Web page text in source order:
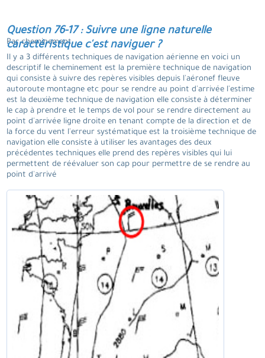
Question 76-17 : Suivre une ligne naturelle
caractéristique c'est naviguer ?
Par cheminement.
Il y a 3 différents techniques de navigation aérienne en voici un
descriptif le cheminement est la première technique de navigation
qui consiste à suivre des repères visibles depuis l'aéronef fleuve
autoroute montagne etc pour se rendre au point d'arrivée l'estime
est la deuxième technique de navigation elle consiste à déterminer
le cap à prendre et le temps de vol pour se rendre directement au
point d'arrivée ligne droite en tenant compte de la direction et de
la force du vent l'erreur systématique est la troisième technique de
navigation elle consiste à utiliser les avantages des deux
précédentes techniques elle prend des repères visibles qui lui
permettent de réévaluer son cap pour permettre de se rendre au
point d'arrivé